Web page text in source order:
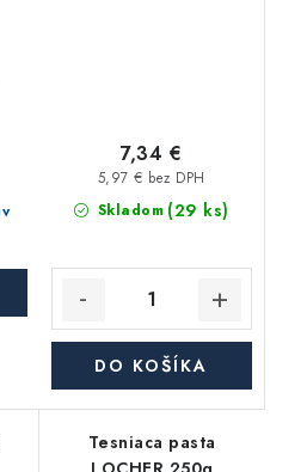
Skladom (29 ks)
5,97 € bez DPH
7,34 €
DO KOŠÍKA
Tesniaca pasta